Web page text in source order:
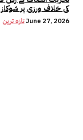
کی خلاف ورزی پر
تازہ ترینJune 27, 2026